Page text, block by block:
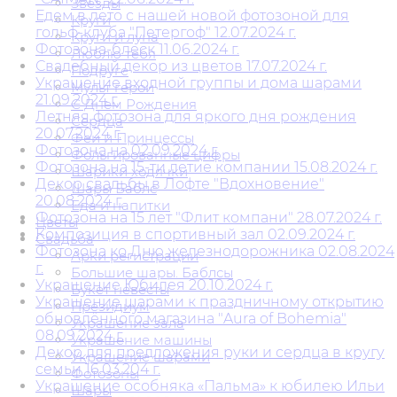
Круги
Круги и луна
Люблю тебя
Подруге
Мульт герои
С Днем Рождения
Сердца
Феи и Принцессы
Фольгированные цифры
Шарики ходячки
Шары Баблс
Еда и напитки
Цветы
Свадьба
Арки регистрации
Большие шары. Баблсы
Букет невесты
Президиум
Украшение зала
Украшение машины
Украшение шарами
Фотозоны
Шары
Едем в лето с нашей новой фотозоной для
гольф-клуба "Петергоф" 12.07.2024 г.
Фотозона-блеск 11.06.2024 г.
Свадебный декор из цветов 17.07.2024 г.
Украшение входной группы и дома шарами
21.09.2024 г.
Летняя фотозона для яркого дня рождения
20.07.2024 г.
Фотозона на 02.09.2024 г.
Фотозона на 15-ти летие компании 15.08.2024 г.
Декор свадьбы в Лофте "Вдохновение"
20.08.2024 г.
Фотозона на 15 лет "Флит компани" 28.07.2024 г.
Композиция в спортивный зал 02.09.2024 г.
Фотозона ко Дню железнодорожника 02.08.2024
г.
Украшение Юбилея 20.10.2024 г.
Украшение шарами к праздничному открытию
обновлённого магазина "Aura of Bohemia"
08.09.2024 г.
Декор для предложения руки и сердца в кругу
семьи 16.03.204 г.
Украшение особняка «Пальма» к юбилею Ильи